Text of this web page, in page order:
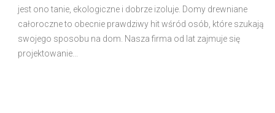
jest ono tanie, ekologiczne i dobrze izoluje. Domy drewniane
całoroczne to obecnie prawdziwy hit wśród osób, które szukają
swojego sposobu na dom. Nasza firma od lat zajmuje się
projektowanie...